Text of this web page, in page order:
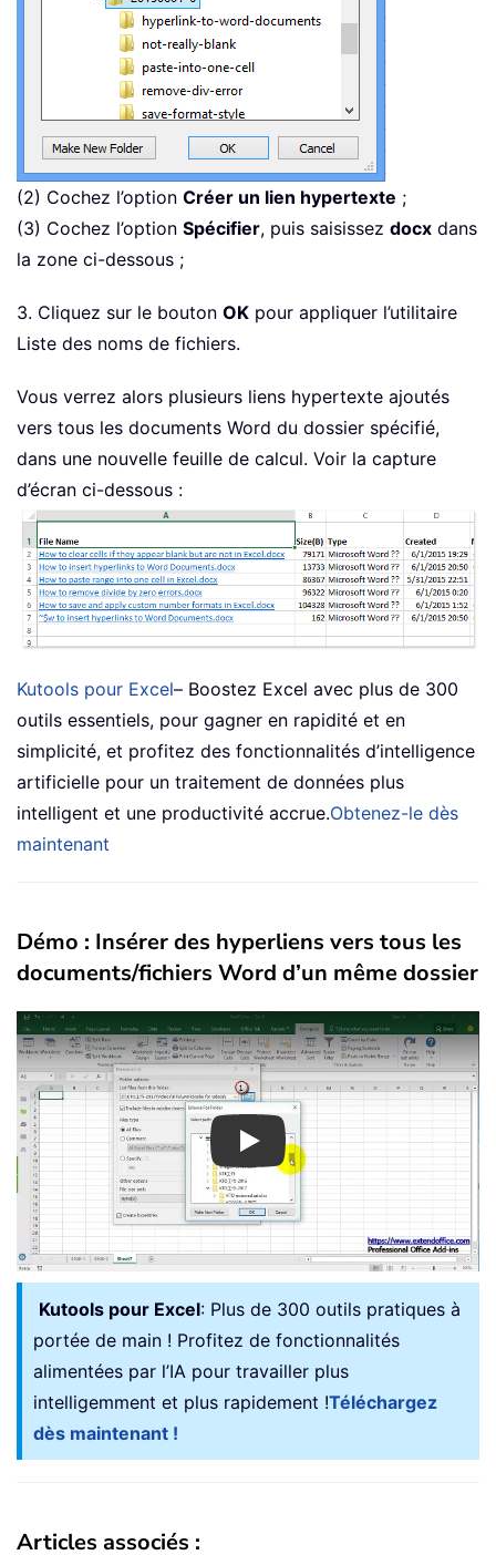
(2) Cochez l’option Créer un lien hypertexte ;
(3) Cochez l’option Spécifier, puis saisissez docx dans
la zone ci-dessous ;
3. Cliquez sur le bouton OK pour appliquer l’utilitaire
Liste des noms de fichiers.
Vous verrez alors plusieurs liens hypertexte ajoutés
vers tous les documents Word du dossier spécifié,
dans une nouvelle feuille de calcul. Voir la capture
d’écran ci-dessous :
Kutools pour Excel– Boostez Excel avec plus de 300
outils essentiels, pour gagner en rapidité et en
simplicité, et profitez des fonctionnalités d’intelligence
artificielle pour un traitement de données plus
intelligent et une productivité accrue.Obtenez-le dès
maintenant
Démo : Insérer des hyperliens vers tous les
documents/fichiers Word d’un même dossier
Play
Kutools pour Excel: Plus de 300 outils pratiques à
portée de main ! Profitez de fonctionnalités
alimentées par l’IA pour travailler plus
intelligemment et plus rapidement !Téléchargez
dès maintenant !
Articles associés :